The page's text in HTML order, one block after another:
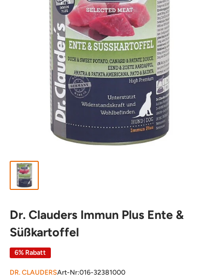
Dr. Clauders Immun Plus Ente &
Süßkartoffel
6% Rabatt
DR. CLAUDERSArt-Nr:016-32381000